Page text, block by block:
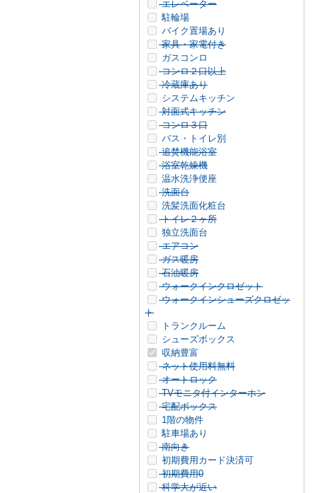
エレベーター
駐輪場
バイク置場あり
家具・家電付き
ガスコンロ
コンロ２口以上
冷蔵庫あり
システムキッチン
対面式キッチン
コンロ３口
バス・トイレ別
追焚機能浴室
浴室乾燥機
温水洗浄便座
洗面台
洗髪洗面化粧台
トイレ２ヶ所
独立洗面台
エアコン
ガス暖房
石油暖房
ウォークインクロゼット
ウォークインシューズクロゼッ
ト
トランクルーム
シューズボックス
収納豊富
ネット使用料無料
オートロック
TVモニタ付インターホン
宅配ボックス
1階の物件
駐車場あり
南向き
初期費用カード決済可
初期費用0
科学大が近い